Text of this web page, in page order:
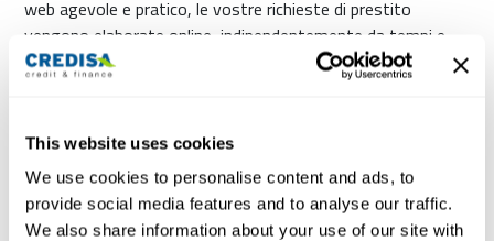
This website uses cookies
We use cookies to personalise content and ads, to
provide social media features and to analyse our traffic.
We also share information about your use of our site with
web agevole e pratico, le vostre richieste di prestito
vengono elaborate online, indipendentemente da tempi e
luoghi, oppure direttamente nel nostro negozio: in modo
Noi attribuiamo grande importanza alla rapida e facilità di
fare business. Grazie ad una vasta gamma di prodotti,
servizi utili e strumenti utili, siamo sempre al vostro fianco.